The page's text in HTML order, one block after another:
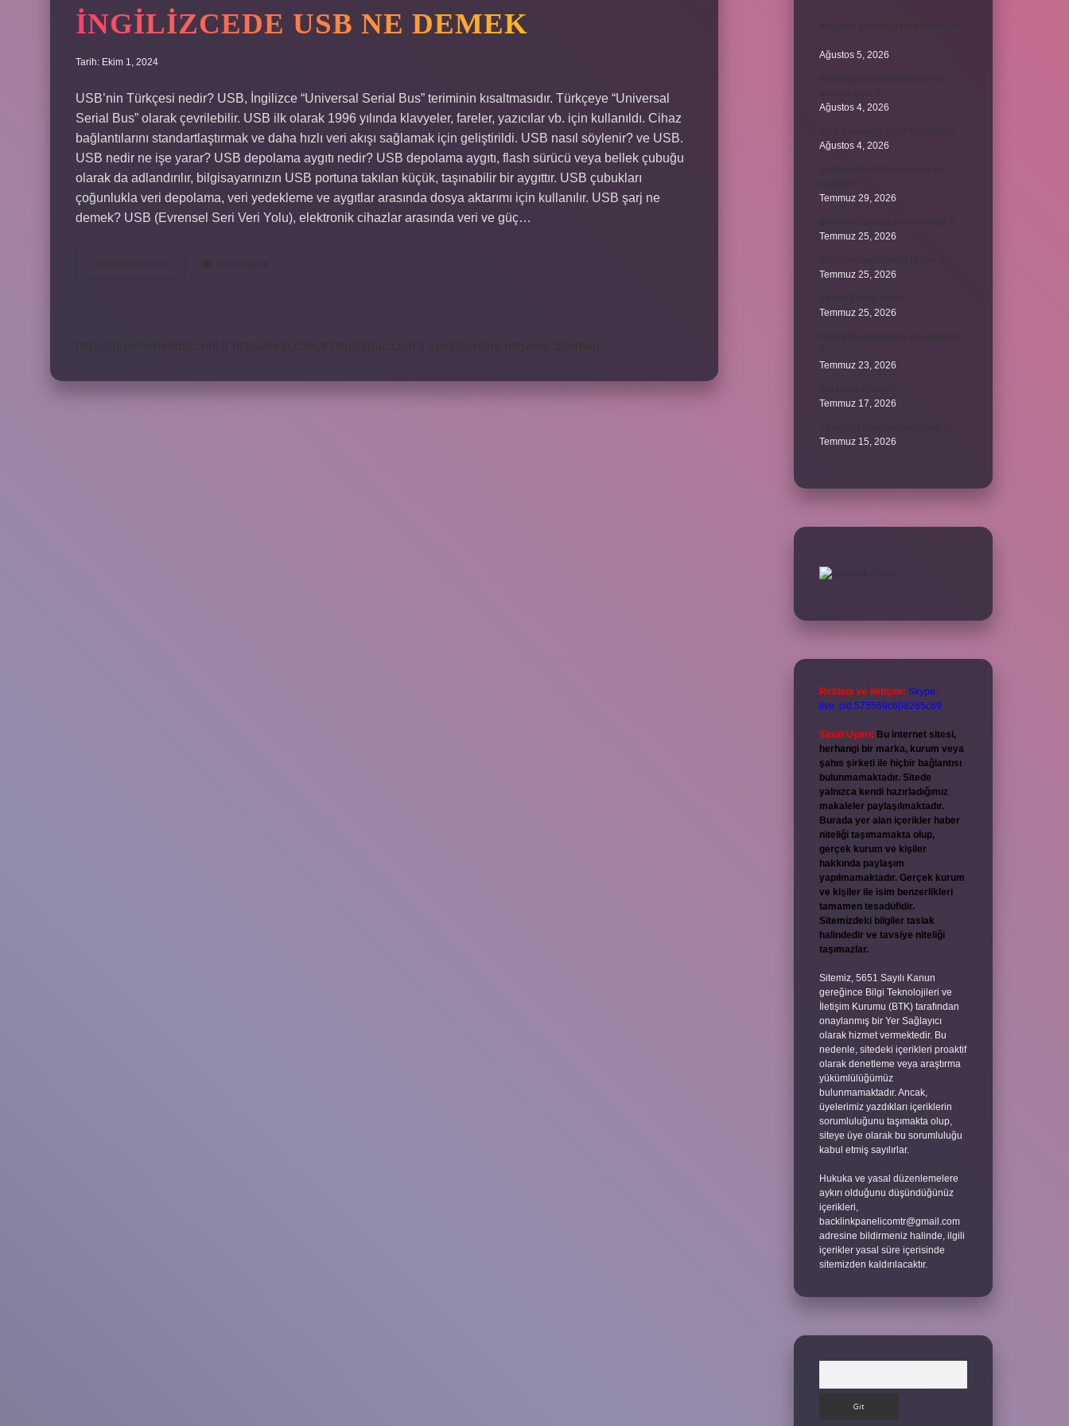
İNGILIZCEDE USB NE DEMEK
Tarih: Ekim 1, 2024
USB’nin Türkçesi nedir? USB, İngilizce “Universal Serial Bus” teriminin kısaltmasıdır. Türkçeye “Universal
Serial Bus” olarak çevrilebilir. USB ilk olarak 1996 yılında klavyeler, fareler, yazıcılar vb. için kullanıldı. Cihaz
bağlantılarını standartlaştırmak ve daha hızlı veri akışı sağlamak için geliştirildi. USB nasıl söylenir? ve USB.
USB nedir ne işe yarar? USB depolama aygıtı nedir? USB depolama aygıtı, flash sürücü veya bellek çubuğu
olarak da adlandırılır, bilgisayarınızın USB portuna takılan küçük, taşınabilir bir aygıttır. USB çubukları
çoğunlukla veri depolama, veri yedekleme ve aygıtlar arasında dosya aktarımı için kullanılır. USB şarj ne
demek? USB (Evrensel Seri Veri Yolu), elektronik cihazlar arasında veri ve güç…
https://biyomuhendis.com.tr
Ağustos 5, 2026
Ağustos 4, 2026
Ağustos 4, 2026
Temmuz 29, 2026
Temmuz 25, 2026
Temmuz 25, 2026
Temmuz 25, 2026
Temmuz 23, 2026
Temmuz 17, 2026
Temmuz 15, 2026
Reklam ve İletişim: Skype:
live:.cid.575569c608265c69
Yasal Uyarı: Bu internet sitesi,
herhangi bir marka, kurum veya
şahıs şirketi ile hiçbir bağlantısı
bulunmamaktadır. Sitede
yalnızca kendi hazırladığımız
makaleler paylaşılmaktadır.
Burada yer alan içerikler haber
niteliği taşımamakta olup,
gerçek kurum ve kişiler
hakkında paylaşım
yapılmamaktadır. Gerçek kurum
ve kişiler ile isim benzerlikleri
tamamen tesadüfidir.
Sitemizdeki bilgiler taslak
halindedir ve tavsiye niteliği
taşımazlar.
Sitemiz, 5651 Sayılı Kanun
gereğince Bilgi Teknolojileri ve
İletişim Kurumu (BTK) tarafından
onaylanmış bir Yer Sağlayıcı
olarak hizmet vermektedir. Bu
nedenle, sitedeki içerikleri proaktif
olarak denetleme veya araştırma
yükümlülüğümüz
bulunmamaktadır. Ancak,
üyelerimiz yazdıkları içeriklerin
sorumluluğunu taşımakta olup,
siteye üye olarak bu sorumluluğu
kabul etmiş sayılırlar.
Hukuka ve yasal düzenlemelere
aykırı olduğunu düşündüğünüz
içerikleri,
backlinkpanelicomtr@gmail.com
adresine bildirmeniz halinde, ilgili
içerikler yasal süre içerisinde
sitemizden kaldırılacaktır.